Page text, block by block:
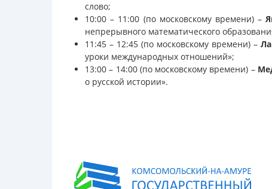
слово;
10:00 – 11:00 (по московскому времени) –
непрерывного математического
11:45 – 12:45 (по московскому времени) –
уроки международных отношений»;
13:00 – 14:00 (по московскому времени) –
о русской истории».